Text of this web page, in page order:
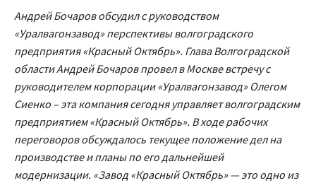
Андрей Бочаров обсудил с руководством
«Уралвагонзавод» перспективы волгоградского
предприятия «Красный Октябрь». Глава Волгоградской
области Андрей Бочаров провел в Москве встречу с
руководителем корпорации «Уралвагонзавод» Олегом
Сиенко – эта компания сегодня управляет волгоградским
предприятием «Красный Октябрь». В ходе рабочих
переговоров обсуждалось текущее положение дел на
производстве и планы по его дальнейшей
модернизации. «Завод «Красный Октябрь» — это одно из